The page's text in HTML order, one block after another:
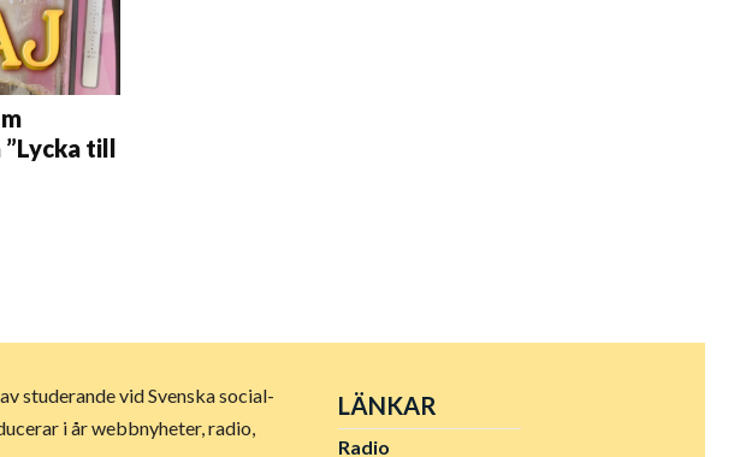
”Lycka till
studerande vid Svenska social-
i år webbnyheter, radio,
LÄNKAR
Radio